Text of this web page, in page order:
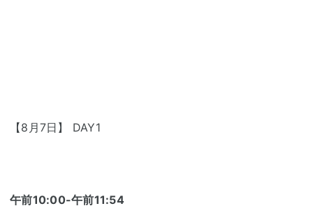
【8月7日】 DAY1
午前10:00-午前11:54